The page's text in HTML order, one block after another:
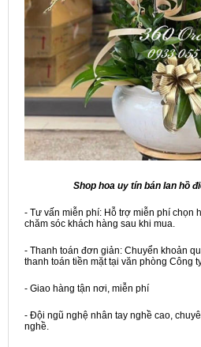
Shop hoa uy tín bán lan hồ
- Tư vấn miễn phí: Hỗ trợ miễn phí chọn
chăm sóc khách hàng sau khi mua.
- Thanh toán đơn giản: Chuyển khoản
thanh toán tiền mặt tại văn phòng Công
- Giao hàng tận nơi, miễn phí
- Đội ngũ nghệ nhân tay nghề cao,
nghề.